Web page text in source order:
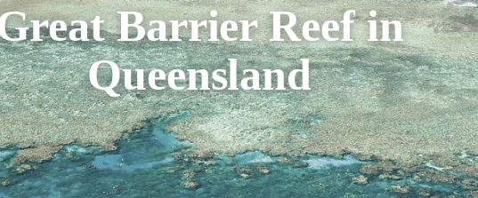
Barrier Reef in
Queensland